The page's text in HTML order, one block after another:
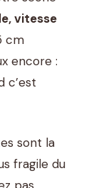
vitesse
cm
encore :
c’est
sont la
fragile du